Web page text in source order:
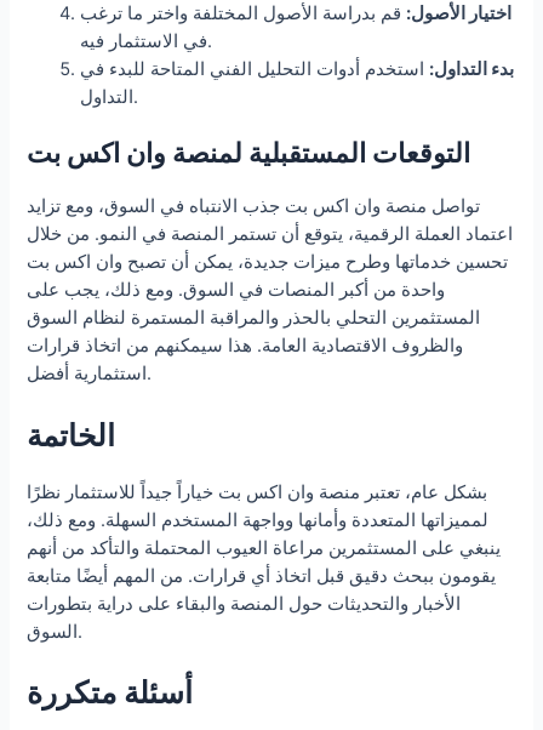
اختيار الأصول: قم بدراسة الأصول المختلفة واختر ما ترغب
في الاستثمار فيه.
بدء التداول: استخدم أدوات التحليل الفني المتاحة للبدء في
التداول.
التوقعات المستقبلية لمنصة وان اكس بت
تواصل منصة وان اكس بت جذب الانتباه في السوق، ومع تزايد
اعتماد العملة الرقمية، يتوقع أن تستمر المنصة في النمو. من خلال
تحسين خدماتها وطرح ميزات جديدة، يمكن أن تصبح وان اكس بت
واحدة من أكبر المنصات في السوق. ومع ذلك، يجب على
المستثمرين التحلي بالحذر والمراقبة المستمرة لنظام السوق
والظروف الاقتصادية العامة. هذا سيمكنهم من اتخاذ قرارات
استثمارية أفضل.
الخاتمة
بشكل عام، تعتبر منصة وان اكس بت خياراً جيداً للاستثمار نظرًا
لمميزاتها المتعددة وأمانها وواجهة المستخدم السهلة. ومع ذلك،
ينبغي على المستثمرين مراعاة العيوب المحتملة والتأكد من أنهم
يقومون ببحث دقيق قبل اتخاذ أي قرارات. من المهم أيضًا متابعة
الأخبار والتحديثات حول المنصة والبقاء على دراية بتطورات
السوق.
أسئلة متكررة